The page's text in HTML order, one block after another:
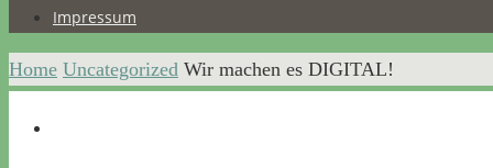
Impressum
Home Uncategorized Wir machen es DIGITAL!